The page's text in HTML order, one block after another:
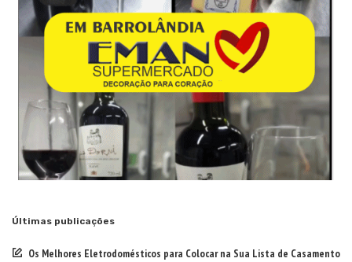
Últimas publicações
Os Melhores Eletrodomésticos para Colocar na Sua Lista de Casamento